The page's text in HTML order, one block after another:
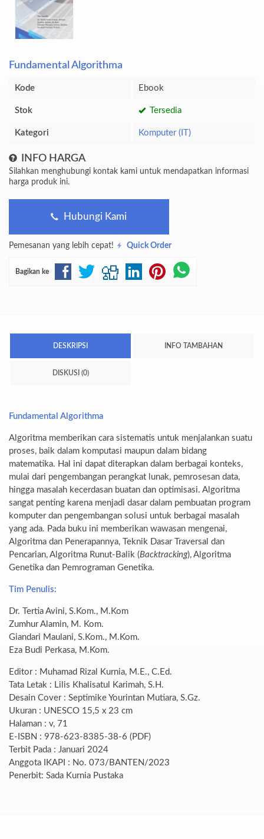
Fundamental Algorithma
Kode Ebook
Stok Tersedia
Kategori Komputer (IT)
INFO HARGA
Silahkan menghubungi kontak kami untuk mendapatkan informasi
harga produk ini.
Hubungi Kami
Pemesanan yang lebih cepat! Quick Order
Bagikan ke
DESKRIPSI INFO TAMBAHAN
DISKUSI (0)
Fundamental Algorithma
Algoritma memberikan cara sistematis untuk menjalankan suatu
proses, baik dalam komputasi maupun dalam bidang
matematika. Hal ini dapat diterapkan dalam berbagai konteks,
mulai dari pengembangan perangkat lunak, pemrosesan data,
hingga masalah kecerdasan buatan dan optimisasi. Algoritma
sangat penting karena menjadi dasar dalam pembuatan program
komputer dan pengembangan solusi untuk berbagai masalah
yang ada. Pada buku ini memberikan wawasan mengenai,
Algoritma dan Penerapannya, Teknik Dasar Traversal dan
Pencarian, Algoritma Runut-Balik (Backtracking), Algoritma
Genetika dan Pemrograman Genetika.
Tim Penulis:
Dr. Tertia Avini, S.Kom., M.Kom
Zumhur Alamin, M. Kom.
Giandari Maulani, S.Kom., M.Kom.
Eza Budi Perkasa, M.Kom.
Editor : Muhamad Rizal Kurnia, M.E., C.Ed.
Tata Letak : Lilis Khalisatul Karimah, S.H.
Desain Cover : Septimike Yourintan Mutiara, S.Gz.
Ukuran : UNESCO 15,5 x 23 cm
Halaman : v, 71
E-ISBN : 978-623-8385-38-6 (PDF)
Terbit Pada : Januari 2024
Anggota IKAPI : No. 073/BANTEN/2023
Penerbit: Sada Kurnia Pustaka